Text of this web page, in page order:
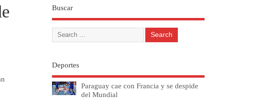
Buscar
Deportes
Paraguay cae con Francia y se despide
del Mundial